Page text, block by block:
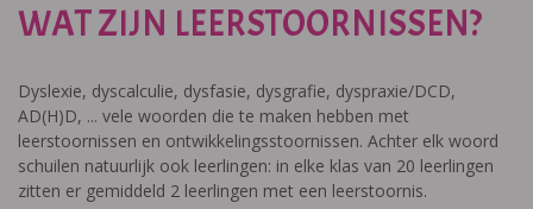
WAT ZIJN LEERSTOORNISSEN?
Dyslexie, dyscalculie, dysfasie, dysgrafie, dyspraxie/DCD,
AD(H)D, ... vele woorden die te maken hebben met
leerstoornissen en ontwikkelingsstoornissen. Achter elk woord
schuilen natuurlijk ook leerlingen: in elke klas van 20 leerlingen
zitten er gemiddeld 2 leerlingen met een leerstoornis.